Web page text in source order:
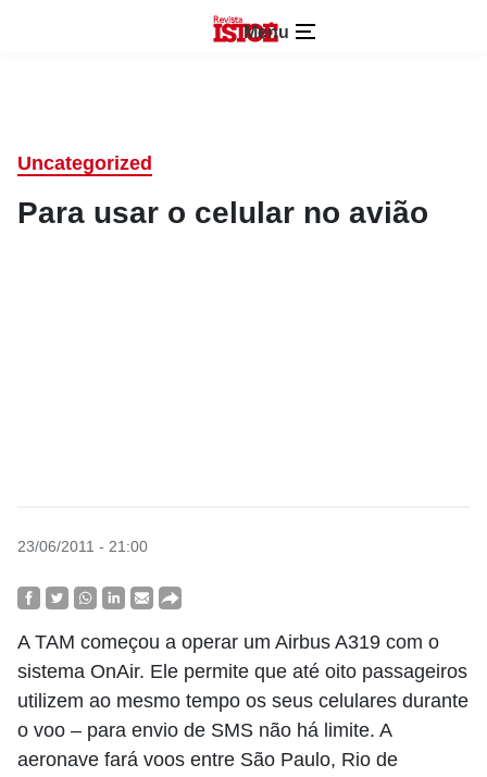
Menu
Uncategorized
Para usar o celular no avião
23/06/2011 - 21:00
A TAM começou a operar um Airbus A319 com o
sistema OnAir. Ele permite que até oito passageiros
utilizem ao mesmo tempo os seus celulares durante
o voo – para envio de SMS não há limite. A
aeronave fará voos entre São Paulo, Rio de